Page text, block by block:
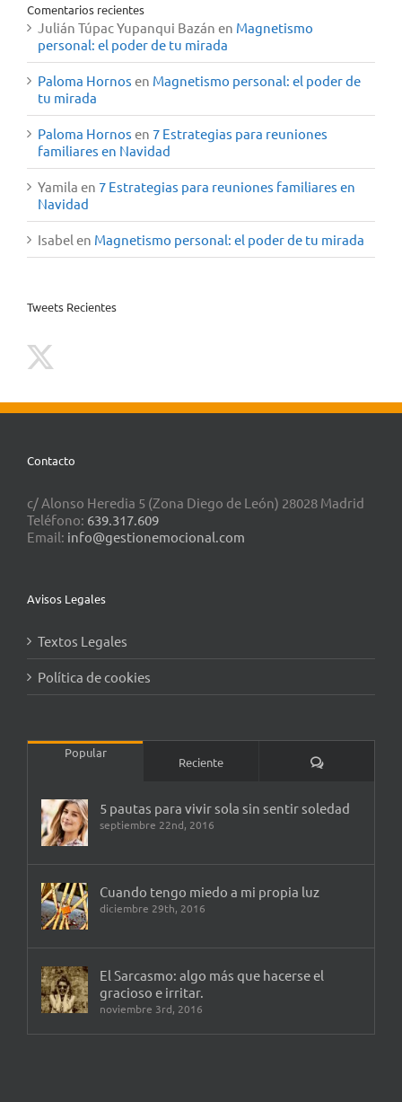
Comentarios recientes
Julián Túpac Yupanqui Bazán en Magnetismo
personal: el poder de tu mirada
Paloma Hornos en Magnetismo personal: el poder de
tu mirada
Paloma Hornos en 7 Estrategias para reuniones
familiares en Navidad
Yamila en 7 Estrategias para reuniones familiares en
Navidad
Isabel en Magnetismo personal: el poder de tu mirada
Tweets Recientes
Contacto
c/ Alonso Heredia 5 (Zona Diego de León) 28028 Madrid
Teléfono: 639.317.609
Email: info@gestionemocional.com
Avisos Legales
Textos Legales
Política de cookies
Popular
Reciente Comentarios
5 pautas para vivir sola sin sentir soledad
septiembre 22nd, 2016
Cuando tengo miedo a mi propia luz
diciembre 29th, 2016
El Sarcasmo: algo más que hacerse el
gracioso e irritar.
noviembre 3rd, 2016